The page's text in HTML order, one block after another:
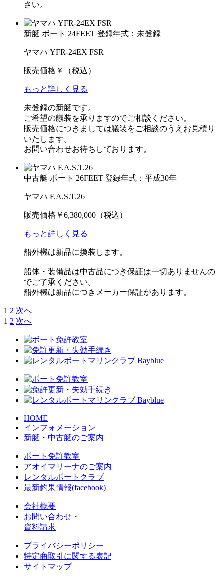
さい。
新艇 ボート 24FEET 登録年式：未登録
ヤマハ YFR-24EX FSR
販売価格 ￥ （税込）
もっと詳しく見る
未登録の新艇です。
ご希望の艤装を承りますのでご相談ください。
販売価格につきましては艤装をご相談のうえお見積り
いたします。
お問い合わせお待ちしております。
中古艇 ボート 26FEET 登録年式：平成30年
ヤマハ F.A.S.T.26
販売価格 ￥6,380,000 （税込）
もっと詳しく見る
船外機は新品に換装します。
船体・装備品は中古品につき保証は一切ありませんの
でご了承ください。
船外機は新品につきメーカー保証があります。
1 2 次へ
1 2 次へ
HOME
インフォメーション
新艇・中古艇のご案内
ボート免許教室
アオイマリーナのご案内
レンタルボートクラブ
最新釣果情報(facebook)
会社概要
お問い合わせ・
資料請求
プライバシーポリシー
特定商取引に関する表記
サイトマップ